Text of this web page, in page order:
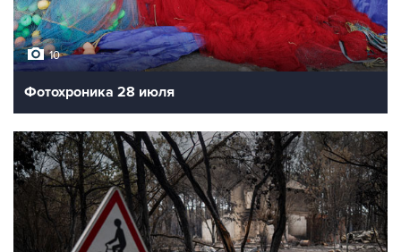
10
Фотохроника 28 июля